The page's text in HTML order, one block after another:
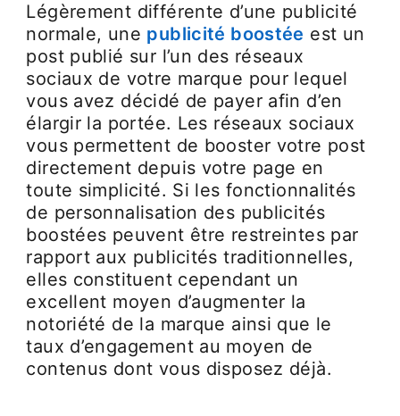
Légèrement différente d’une publicité
normale, une publicité boostée est un
post publié sur l’un des réseaux
sociaux de votre marque pour lequel
vous avez décidé de payer afin d’en
élargir la portée. Les réseaux sociaux
vous permettent de booster votre post
directement depuis votre page en
toute simplicité. Si les fonctionnalités
de personnalisation des publicités
boostées peuvent être restreintes par
rapport aux publicités traditionnelles,
elles constituent cependant un
excellent moyen d’augmenter la
notoriété de la marque ainsi que le
taux d’engagement au moyen de
contenus dont vous disposez déjà.